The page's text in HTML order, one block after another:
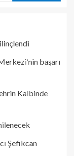
başarı
Kalbinde
Şefikcan